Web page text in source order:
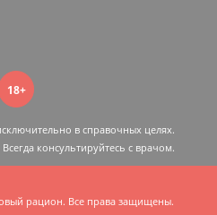
18+
в справочных целях.
консультируйтесь c врачом.
рацион. Все права защищены.